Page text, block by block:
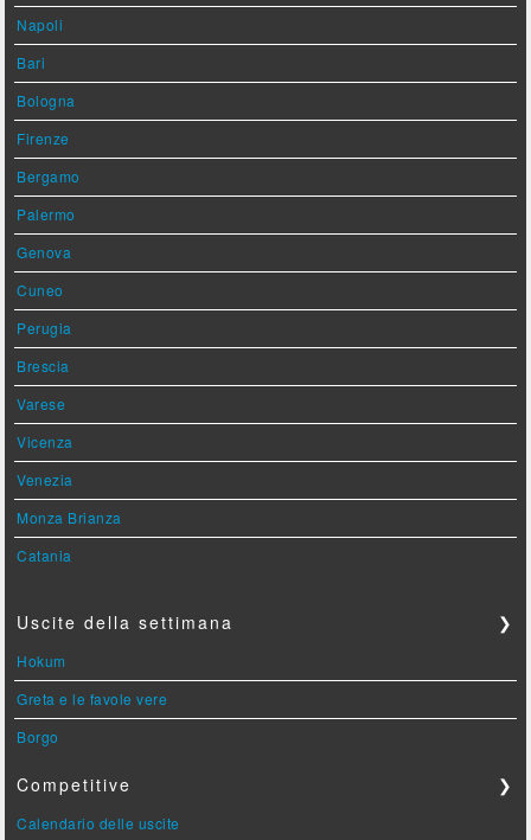
Napoli
Bari
Bologna
Firenze
Bergamo
Palermo
Genova
Cuneo
Perugia
Brescia
Varese
Vicenza
Venezia
Monza Brianza
Catania
Uscite della settimana ❯
Hokum
Greta e le favole vere
Borgo
Competitive ❯
Calendario delle uscite